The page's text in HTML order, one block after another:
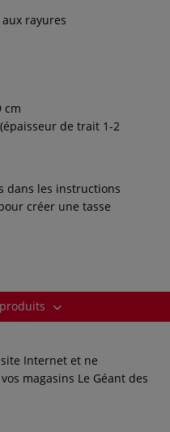
rayures
cm
de trait 1-2
dans les instructions
créer une tasse
Internet et ne
magasins Le Géant des